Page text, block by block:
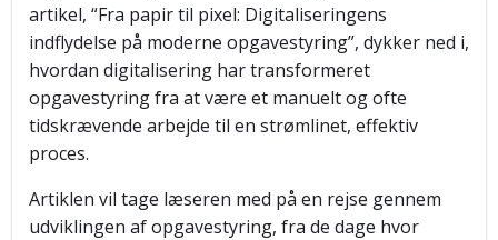
artikel, “Fra papir til pixel: Digitaliseringens
indflydelse på moderne opgavestyring”, dykker ned i,
hvordan digitalisering har transformeret
opgavestyring fra at være et manuelt og ofte
tidskrævende arbejde til en strømlinet, effektiv
proces.
Artiklen vil tage læseren med på en rejse gennem
udviklingen af opgavestyring, fra de dage hvor